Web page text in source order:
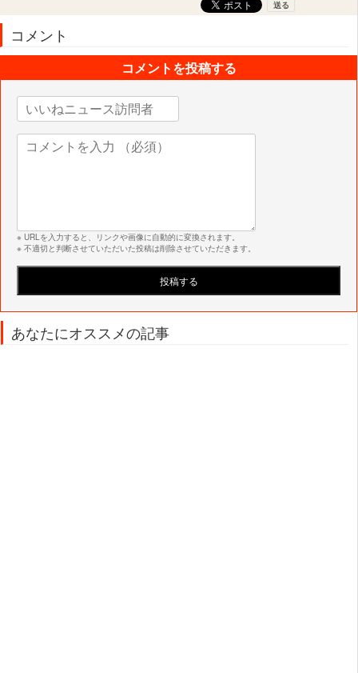
コメント
コメントを投稿する
※ URLを入力すると、リンクや画像に自動的に変換されます。
※ 不適切と判断させていただいた投稿は削除させていただきます。
あなたにオススメの記事